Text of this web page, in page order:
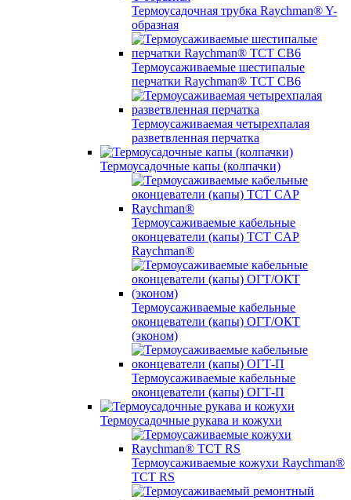
Термоусадочная трубка Raychman® Y-
образная
Термоусаживаемые шестипалые
перчатки Raychman® ТСТ СВ6
Термоусаживаемая четырехпалая
разветвленная перчатка
Термоусадочные капы (колпачки)
Термоусаживаемые кабельные
оконцеватели (капы) ТCT CAP
Raychman®
Термоусаживаемые кабельные
оконцеватели (капы) ОГТ/ОКТ
(эконом)
Термоусаживаемые кабельные
оконцеватели (капы) ОГТ-П
Термоусадочные рукава и кожухи
Термоусаживаемые кожухи Raychman®
TCT RS